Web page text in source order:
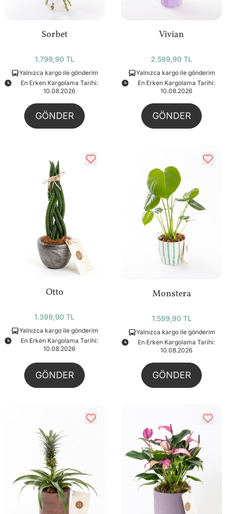
Sorbet
1.799,90 TL
Yalnızca kargo ile gönderim
En Erken Kargolama Tarihi:
10.08.2026
GÖNDER
Vivian
2.599,90 TL
Yalnızca kargo ile gönderim
En Erken Kargolama Tarihi:
10.08.2026
GÖNDER
Otto
1.399,90 TL
Yalnızca kargo ile gönderim
En Erken Kargolama Tarihi:
10.08.2026
GÖNDER
Monstera
1.599,90 TL
Yalnızca kargo ile gönderim
En Erken Kargolama Tarihi:
10.08.2026
GÖNDER